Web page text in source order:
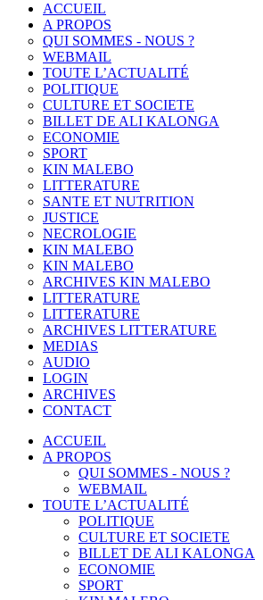
ACCUEIL
A PROPOS
QUI SOMMES - NOUS ?
WEBMAIL
TOUTE L’ACTUALITÉ
POLITIQUE
CULTURE ET SOCIETE
BILLET DE ALI KALONGA
ECONOMIE
SPORT
KIN MALEBO
LITTERATURE
SANTE ET NUTRITION
JUSTICE
NECROLOGIE
KIN MALEBO
KIN MALEBO
ARCHIVES KIN MALEBO
LITTERATURE
LITTERATURE
ARCHIVES LITTERATURE
MEDIAS
AUDIO
LOGIN
ARCHIVES
CONTACT
ACCUEIL
A PROPOS
QUI SOMMES - NOUS ?
WEBMAIL
TOUTE L’ACTUALITÉ
POLITIQUE
CULTURE ET SOCIETE
BILLET DE ALI KALONGA
ECONOMIE
SPORT